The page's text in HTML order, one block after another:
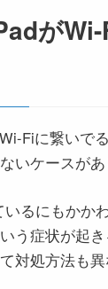
が
Fiに繋いで
いケースがあ
るにもかか
う症状が起
対処方法も異